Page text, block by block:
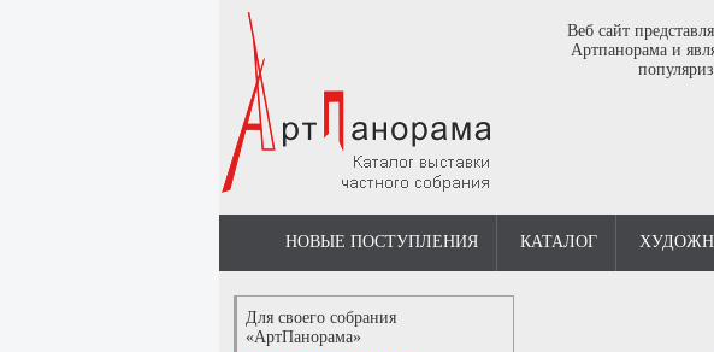
Веб сайт
Артпанорама и
НОВЫЕ ПОСТУПЛЕНИЯ КАТАЛОГ
Для своего собрания
«АртПанорама»